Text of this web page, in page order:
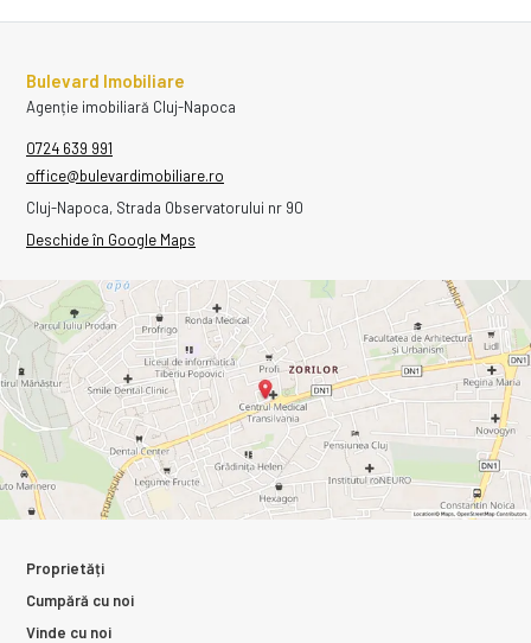
Bulevard Imobiliare
Agenție imobiliară Cluj-Napoca
0724 639 991
office@bulevardimobiliare.ro
Cluj-Napoca, Strada Observatorului nr 90
Deschide în Google Maps
Proprietăți
Cumpără cu noi
Vinde cu noi